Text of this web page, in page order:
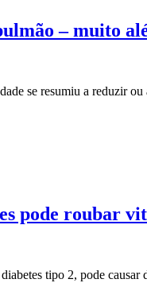
– muito
se resumiu a reduzir
pode roubar
tipo 2, pode